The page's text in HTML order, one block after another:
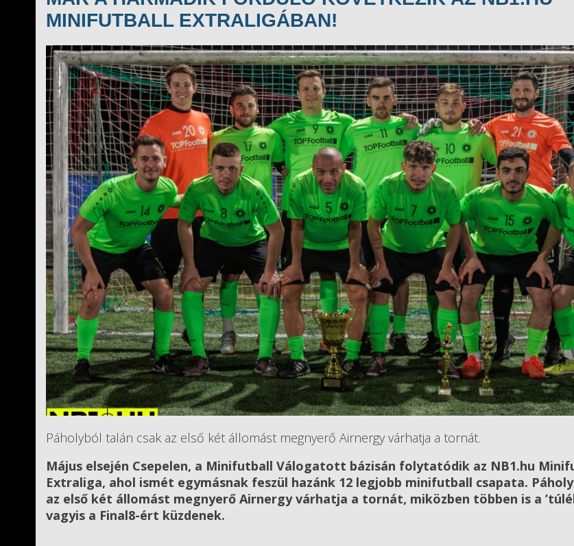
MINIFUTBALL EXTRALIGÁBAN!
Páholyból talán csak az első két állomást megnyerő Airnergy várhatja a tornát.
Május elsején Csepelen, a Minifutball Válogatott bázisán folytatódik az NB1.hu
Extraliga, ahol ismét egymásnak feszül hazánk 12 legjobb minifutball csapata.
az első két állomást megnyerő Airnergy várhatja a tornát, miközben többen is a
vagyis a Final8-ért küzdenek.